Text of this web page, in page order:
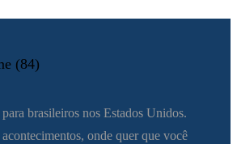
brasileiros nos Estados Unidos.
onde quer que você